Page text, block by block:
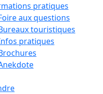
pratiques
aux questions
touristiques
pratiques